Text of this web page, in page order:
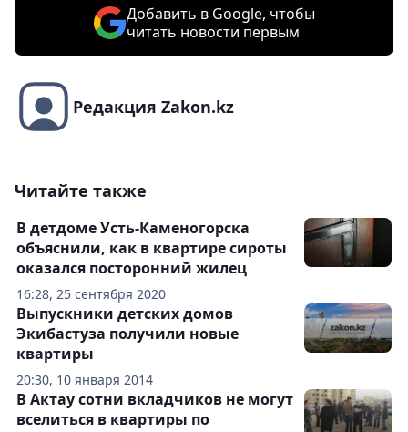
Добавить в Google, чтобы
читать новости первым
Редакция Zakon.kz
Читайте также
16:28, 25 сентября 2020
В детдоме Усть-Каменогорска
объяснили, как в квартире сироты
оказался посторонний жилец
20:30, 10 января 2014
Выпускники детских домов
Экибастуза получили новые
квартиры
В Актау сотни вкладчиков не могут
вселиться в квартиры по